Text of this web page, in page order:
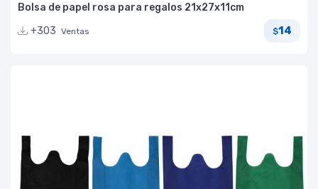
Bolsa de papel rosa para regalos 21x27x11cm
+303 Ventas $14